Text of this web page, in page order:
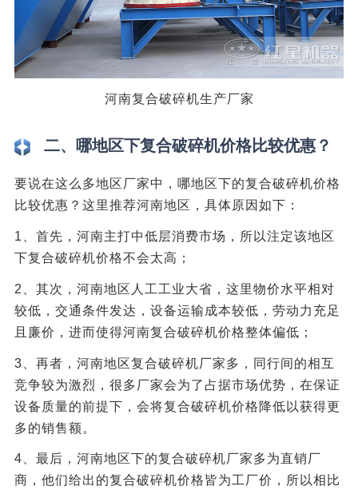
河南复合破碎机生产厂家
二、哪地区下复合破碎机价格比较优惠？
要说在这么多地区厂家中，哪地区下的复合破碎机价格
比较优惠？这里推荐河南地区，具体原因如下：
1、首先，河南主打中低层消费市场，所以注定该地区
下复合破碎机价格不会太高；
2、其次，河南地区人工工业大省，这里物价水平相对
较低，交通条件发达，设备运输成本较低，劳动力充足
且廉价，进而使得河南复合破碎机价格整体偏低；
3、再者，河南地区复合破碎机厂家多，同行间的相互
竞争较为激烈，很多厂家会为了占据市场优势，在保证
设备质量的前提下，会将复合破碎机价格降低以获得更
多的销售额。
4、最后，河南地区下的复合破碎机厂家多为直销厂
商，他们给出的复合破碎机价格皆为工厂价，所以相比